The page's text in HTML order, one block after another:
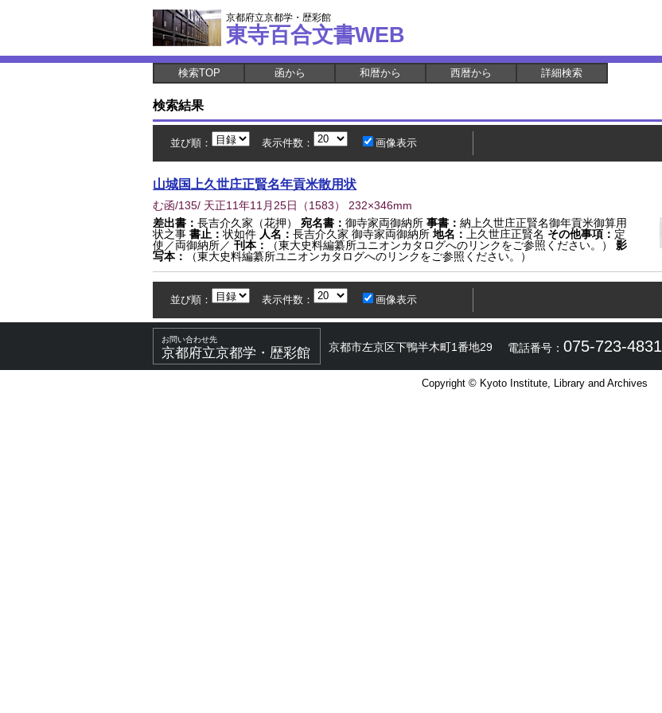
京都府立京都学・歴彩館
東寺百合文書WEB
検索TOP 函から 和暦から 西暦から 詳細検索
検索結果
並び順： 表示件数： 画像表示
山城国上久世庄正賢名年貢米散用状
む函/135/ 天正11年11月25日 （1583） 232×346mm
差出書： 長吉介久家（花押） 宛名書： 御寺家両御納所 事書： 納上久世庄正賢名御年貢米御算用
状之事 書止： 状如件 人名： 長吉介久家 御寺家両御納所 地名： 上久世庄正賢名 その他事項： 定
使／両御納所／ 刊本： （東大史料編纂所ユニオンカタログへのリンクをご参照ください。）
影
写本：
（東大史料編纂所ユニオンカタログへのリンクをご参照ください。）
並び順： 表示件数： 画像表示
お問い合わせ先
京都府立京都学・歴彩館 京都市左京区下鴨半木町1番地29 電話番号： 075-723-4831
Copyright © Kyoto Institute, Library and Archives